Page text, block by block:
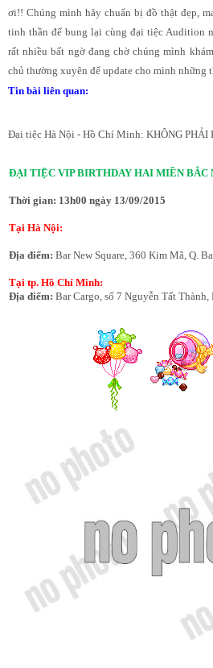
ơi!! Chúng mình hãy chuẩn bị đồ thật đẹp,
tinh thần để bung lại cùng đại tiệc Audition
rất nhiều bất ngờ đang chờ chúng mình
chủ thường xuyên để update cho mình những
Tin bài liên quan:
Đại tiệc Hà Nội - Hồ Chí Minh: KHÔNG PHẢI
ĐẠI TIỆC VIP BIRTHDAY HAI MIỀN BẮC
Thời gian: 13h00 ngày 13/09/2015
Tại Hà Nội:
Địa điểm: Bar New Square, 360 Kim Mã, Q.
Tại tp. Hồ Chí Minh:
Địa điểm: Bar Cargo, số 7 Nguyễn Tất